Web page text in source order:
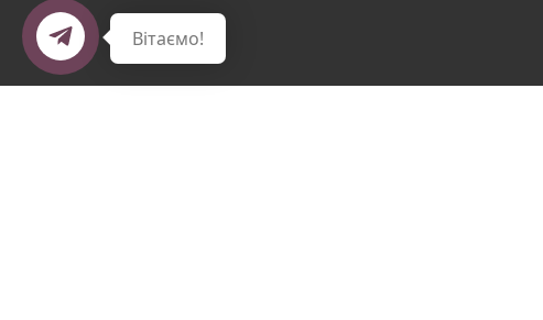
Вітаємо!